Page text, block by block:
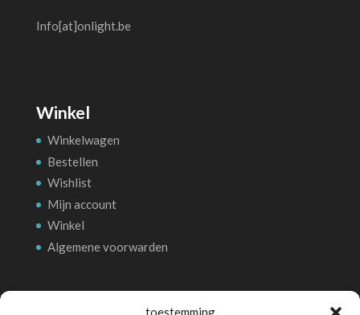
toestemming
Info[at]onlight.be
Winkel
Winkelwagen
Bestellen
Wishlist
Mijn account
Winkel
Algemene voorwarden
Betalingsmethoden